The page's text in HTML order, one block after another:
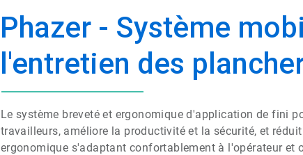
Phazer - Système
l'entretien des
Le système breveté et ergonomique d'application de fini
travailleurs, améliore la productivité et la sécurité, et
ergonomique s'adaptant confortablement à l'opérateur